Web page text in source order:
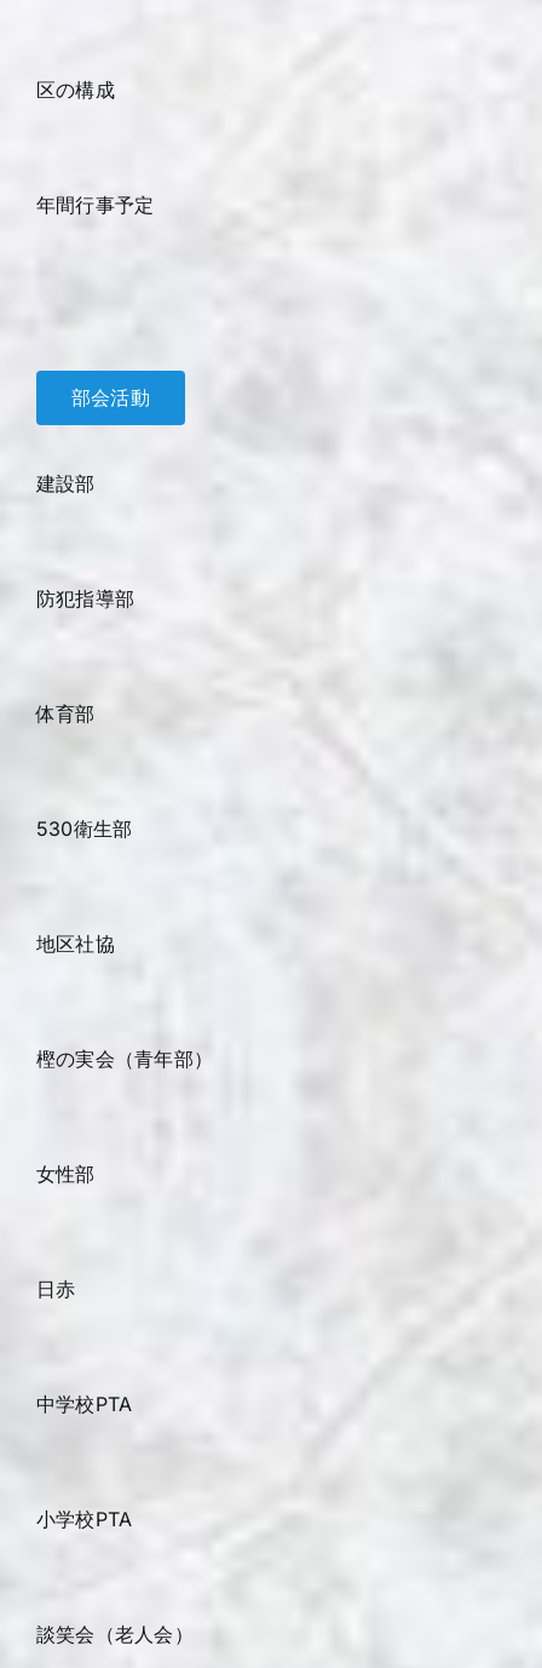
区の構成
年間行事予定
部会活動
建設部
防犯指導部
体育部
530衛生部
地区社協
樫の実会（青年部）
女性部
日赤
中学校PTA
小学校PTA
談笑会（老人会）